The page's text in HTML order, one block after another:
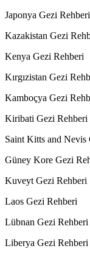
Japonya Gezi Rehberi
Kazakistan Gezi
Kenya Gezi Rehberi
Kırgızistan Gezi
Kamboçya Gezi
Kiribati Gezi Rehberi
Saint Kitts and Nevis
Güney Kore Gezi
Kuveyt Gezi Rehberi
Laos Gezi Rehberi
Lübnan Gezi Rehberi
Liberya Gezi Rehberi